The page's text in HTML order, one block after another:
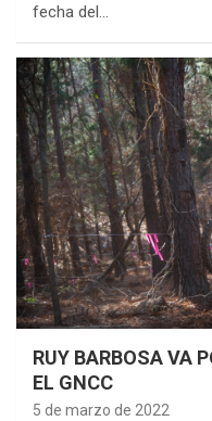
fecha del…
RUY BARBOSA VA
EL GNCC
5 de marzo de 2022